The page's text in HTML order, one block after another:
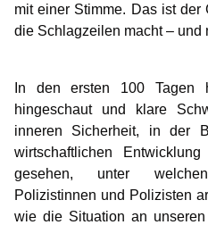
mit einer Stimme. Das ist der
die Schlagzeilen macht – und
In den ersten 100 Tagen
hingeschaut und klare
inneren Sicherheit, in der
wirtschaftlichen
gesehen, unter
Polizistinnen und Polizisten
wie die Situation an